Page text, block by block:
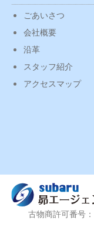
ごあいさつ
会社概要
沿革
スタッフ紹介
アクセスマップ
古物商許可番号